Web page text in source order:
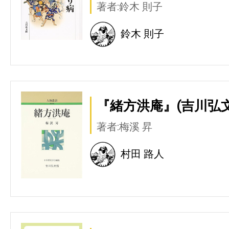
著者:鈴木 則子
鈴木 則子
『緒方洪庵』(吉川弘
著者:梅溪 昇
村田 路人